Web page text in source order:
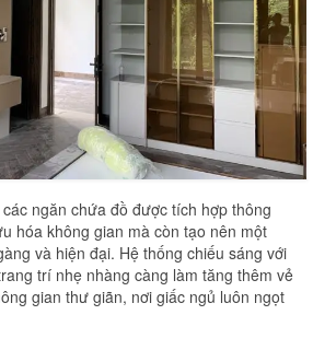
ngăn chứa đồ được tích hợp thông
hóa không gian mà còn tạo nên một
và hiện đại. Hệ thống chiếu sáng với
trí nhẹ nhàng càng làm tăng thêm vẻ
gian thư giãn, nơi giấc ngủ luôn ngọt